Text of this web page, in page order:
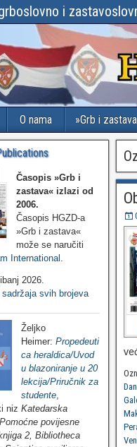
i
O nama »Grb i
Časopis »Grb i
zastava« izlazi od
2006.
Časopis HGZD-a
»Grb i zastava«
može se naručiti
International
2026.
sadržaja svih brojeva
Željko
Heimer: Propedeuti
ca heraldica/Uvod
u blazoniranje u 20
lekcija/Priručnik za
studente,
niz Katedarska
povijesne
2, Bibliotheca